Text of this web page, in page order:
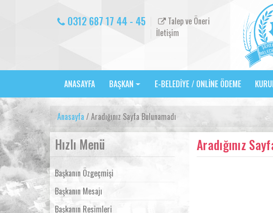
0312 687 17 44 - 45
Talep ve Öneri
İletişim
ANASAYFA BAŞKAN E-BELEDİYE / ONLİNE ÖDEME
Anasayfa / Aradığınız Sayfa Bulunamadı
Hızlı Menü
Başkanın Özgeçmişi
Başkanın Mesajı
Başkanın Resimleri
Aradığınız